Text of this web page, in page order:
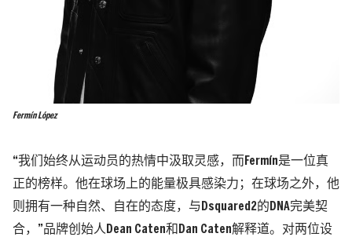
Fermín López
“我们始终从运动员的热情中汲取灵感，而Fermín是一位真
正的榜样。他在球场上的能量极具感染力；在球场之外，他
则拥有一种自然、自在的态度，与Dsquared2的DNA完美契
合，”品牌创始人Dean Caten和Dan Caten解释道。对两位设